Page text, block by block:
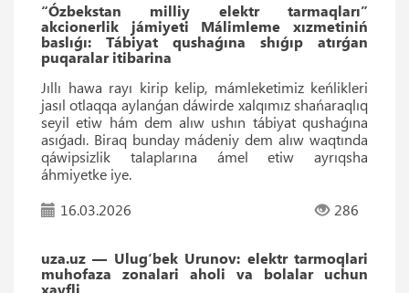
“Ózbekstan milliy elektr tarmaqları”
akcionerlik jámiyeti Málimleme xızmetiniń
baslıǵı: Tábiyat qushaǵına shıǵıp atırǵan
puqaralar itibarina
Jıllı hawa rayı kirip kelip, mámleketimiz keńlikleri
jasıl otlaqqa aylanǵan dáwirde xalqımız shańaraqlıq
seyil etiw hám dem alıw ushın tábiyat qushaǵına
asıǵadı. Biraq bunday mádeniy dem alıw waqtında
qáwipsizlik talaplarına ámel etiw ayrıqsha
áhmiyetke iye.
16.03.2026
286
uza.uz — Ulug‘bek Urunov: elektr tarmoqlari
muhofaza zonalari aholi va bolalar uchun
xavfli